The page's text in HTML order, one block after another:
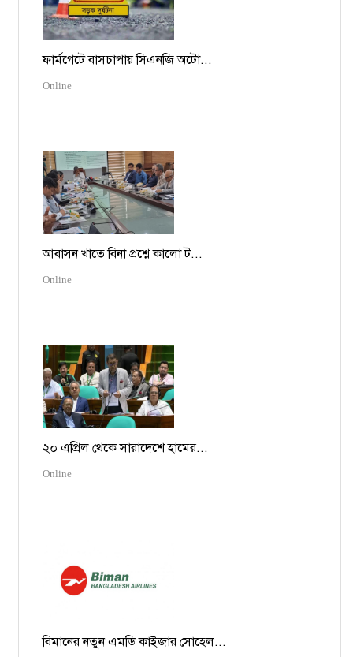
ফার্মগেটে বাসচাপায় সিএনজি অটো...
Online
আবাসন খাতে বিনা প্রশ্নে কালো ট...
Online
২০ এপ্রিল থেকে সারাদেশে হামের...
Online
বিমানের নতুন এমডি কাইজার সোহেল...